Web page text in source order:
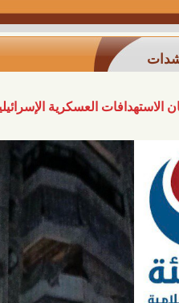
العسكرية الإسرائيلية